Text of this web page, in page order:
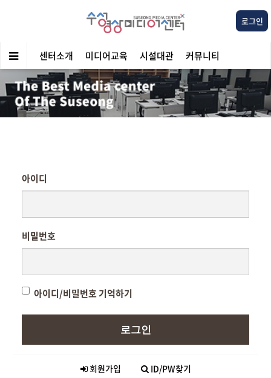
로그인
센터소개 미디어교육 시설대관 커뮤니티
아이디
비밀번호
아이디/비밀번호 기억하기
로그인
회원가입 ID/PW찾기